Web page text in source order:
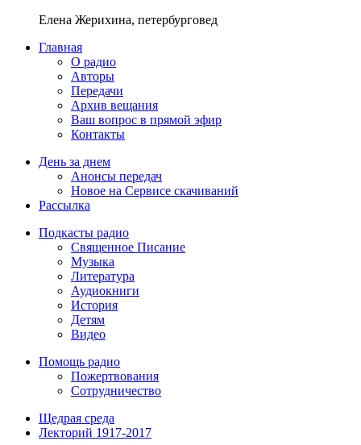
Елена Жерихина, петербурговед
Главная
О радио
Авторы
Передачи
Архив вещания
Ваш вопрос в прямой эфир
Контакты
День за днем
Анонсы передач
Новое на Сервисе скачиваний
Рассылка
Подкасты радио
Священное Писание
Музыка
Литература
Аудиокниги
История
Детям
Видео
Помощь радио
Пожертвования
Сотрудничество
Щедрая среда
Лекторий 1917-2017